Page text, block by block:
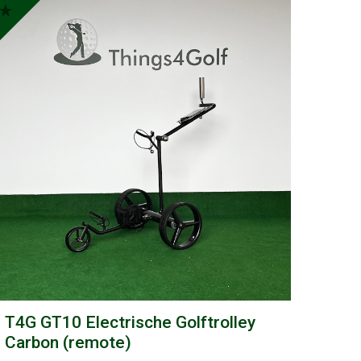
T4G GT10 Electrische Golftrolley
Carbon (remote)